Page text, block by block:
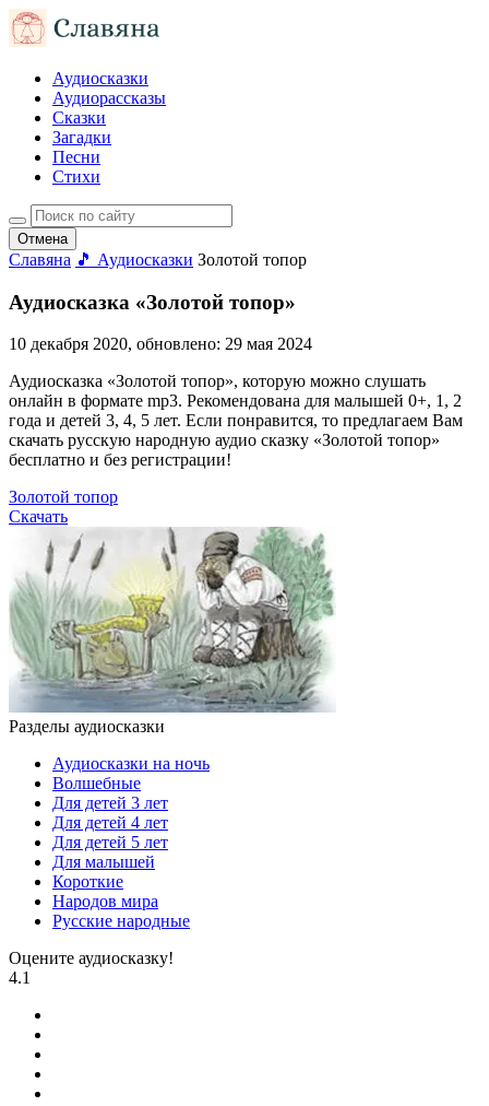
Аудиосказки
Аудиорассказы
Сказки
Загадки
Песни
Стихи
Отмена
Славяна 🎵 Аудиосказки Золотой топор
Аудиосказка «Золотой топор»
10 декабря 2020, обновлено: 29 мая 2024
Аудиосказка «Золотой топор», которую можно слушать
онлайн в формате mp3. Рекомендована для малышей 0+, 1, 2
года и детей 3, 4, 5 лет. Если понравится, то предлагаем Вам
скачать русскую народную аудио сказку «Золотой топор»
бесплатно и без регистрации!
Золотой топор
Скачать
Разделы аудиосказки
Аудиосказки на ночь
Волшебные
Для детей 3 лет
Для детей 4 лет
Для детей 5 лет
Для малышей
Короткие
Народов мира
Русские народные
Оцените аудиосказку!
4.1